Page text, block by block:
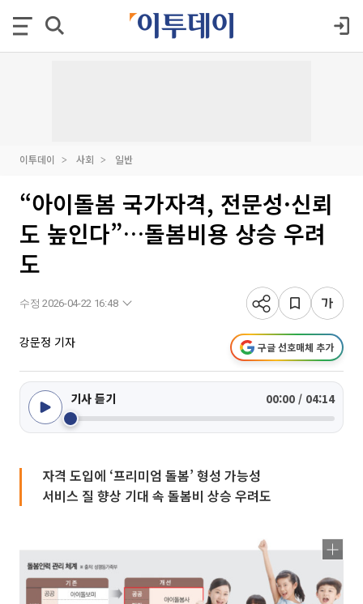
이투데이 사회 일반
“아이돌봄 국가자격, 전문성·신뢰
도 높인다”…돌봄비용 상승 우려
도
수정 2026-04-22 16:48
강문정 기자 구글 선호매체 추가
기사 듣기 00:00 / 04:14
자격 도입에 ‘프리미엄 돌봄’ 형성 가능성
서비스 질 향상 기대 속 돌봄비 상승 우려도